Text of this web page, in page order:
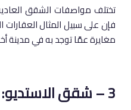
تختلف مواصفات الشقق
فإن على سبيل المثال
مغايرة عمَّا توجد به في مدينة
3 – شقق الاستديو: